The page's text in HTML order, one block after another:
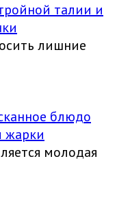
талии и
лишние
блюдо
жарки
молодая